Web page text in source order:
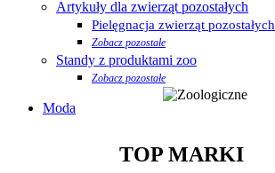
Artykuły dla zwierząt pozostałych
Pielęgnacja zwierząt pozostałych
Zobacz pozostałe
Standy z produktami zoo
Zobacz pozostałe
Moda
TOP MARKI